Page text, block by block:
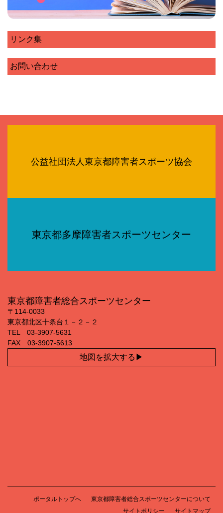
リンク集
お問い合わせ
公益社団法人東京都障害者スポーツ協会
東京都多摩障害者スポーツセンター
東京都障害者総合スポーツセンター
〒114‐0033
東京都北区十条台１－２－２
TEL 03‐3907‐5631
FAX 03‐3907‐5613
地図を拡大する
ポータルトップへ
東京都障害者総合スポーツセンターについて
サイトポリシー
サイトマップ